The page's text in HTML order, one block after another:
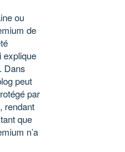
ou
de
explique
Dans
peut
par
rendant
que
n’a